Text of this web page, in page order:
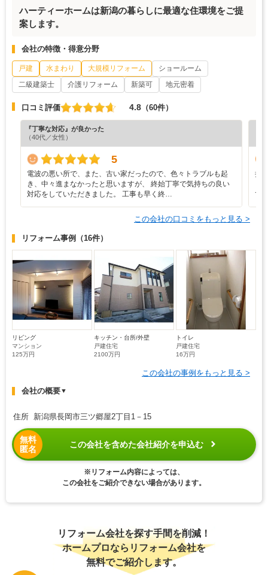
ハーティーホームは新潟の暮らしに最適な住環境をご提
案します。
会社の特徴・得意分野
戸建 水まわり 大規模リフォーム
ショールーム
二級建築士
介護リフォーム 新築可 地元密着
口コミ評価 4.8 （60件）
『丁寧な対応』が良かった
（40代／女性）
5
電波の悪い所で、また、古い家だったので、色々トラブルも起
き、中々進まなかったと思いますが、 終始丁寧で気持ちの良い
対応をしていただきました。 工事も早く終…
担
て
この会社の口コミをもっと見る >
リフォーム事例 （16件）
リビング
マンション
125万円
キッチン・台所/外壁
戸建住宅
2100万円
トイレ
戸建住宅
16万円
この会社の事例をもっと見る >
会社の概要▼
住所 新潟県長岡市三ツ郷屋2丁目1－15
無料
匿名
この会社を含めた会社紹介を申込む
※リフォーム内容によっては、
この会社をご紹介できない場合があります。
リフォーム会社を探す手間を削減！
ホームプロならリフォーム会社を
無料でご紹介します。